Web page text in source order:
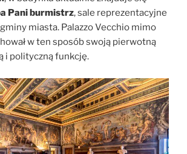
Pani burmistrz, sale reprezentacyjne
miasta. Palazzo Vecchio mimo
w ten sposób swoją pierwotną
i polityczną funkcję.